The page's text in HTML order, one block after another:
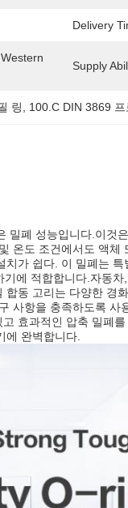
Delivery
Supply
링 100.C DIN 3869 프
폐 성능입니다.이것
온도 조건에서도 액체
가 쉽다. 이 밀폐는
에 적합합니다.자동
동 고리는 다양한 경
사항을 충족하도록 사
효과적인 압축 밀폐
에 완벽합니다.